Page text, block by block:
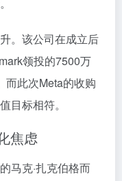
。该公司在成立后
领投的7500万
而此次Meta的收购
目标相符。
焦虑
马克·扎克伯格而